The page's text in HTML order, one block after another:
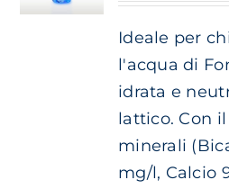
ESSERE
PRODOTTO
Ideale per
l'acqua di
idrata e
lattico. Con
minerali
mg/l, Calcio